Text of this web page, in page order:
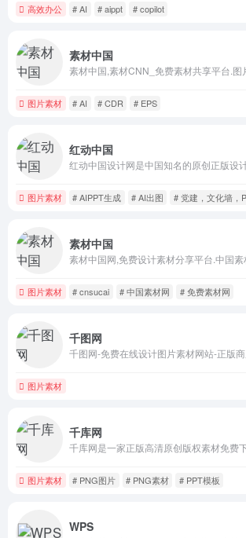
高效办公 # AI # aippt # copilot
素材中国
图片素材 # AI # CDR # EPS
红动中国
图片素材 # AIPPT生成 # AI出图 # 党建，文化墙，
素材中国
图片素材 # cnsucai # 中国素材网 # 免费素材网
千图网
千图网-免费在线设计图片素材网站-正版
图片素材
千库网
图片素材 # PNG图片 # PNG素材 # PPT模板
WPS